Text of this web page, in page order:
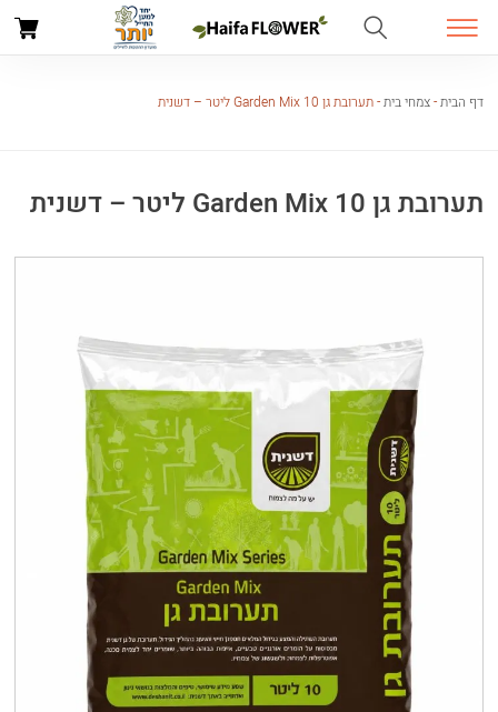
דף הבית-צמחי בית-תערובת גן Garden Mix 10 ליטר – דשנית
תערובת גן Garden Mix 10 ליטר – דשנית